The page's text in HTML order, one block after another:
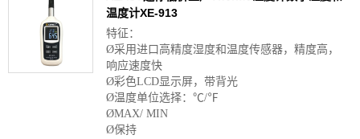
温度计XE-913
特征：
Ø采用进口高精度湿度和温度传感器，精度高，
响应速度快
Ø彩色LCD显示屏，带背光
Ø温度单位选择：℃/℉
ØMAX/ MIN
Ø保持